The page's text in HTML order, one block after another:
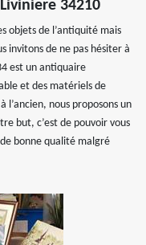
34210
objets de l’antiquité mais
invitons de ne pas hésiter à
est un antiquaire
et des matériels de
nous proposons un
but, c’est de pouvoir vous
bonne qualité malgré